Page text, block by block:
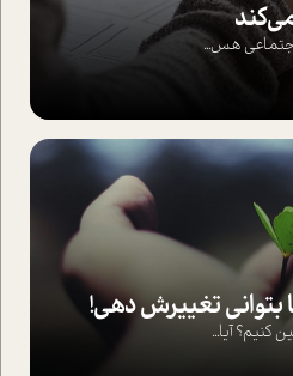
اجتماعی هس...
بتواني تغييرش دهي!‏
کنيم؟ آيا...